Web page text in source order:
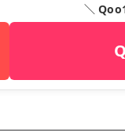
＼